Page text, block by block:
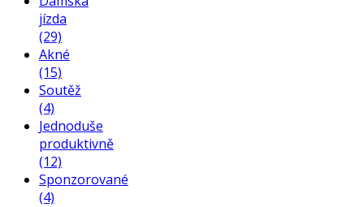
jízda
(29)
Akné
(15)
Soutěž
(4)
Jednoduše
produktivně
(12)
Sponzorované
(4)